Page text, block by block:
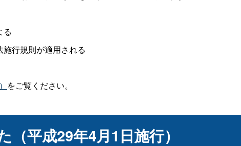
る
行規則が適用される
をご覧ください。
（平成29年4月1日施行）